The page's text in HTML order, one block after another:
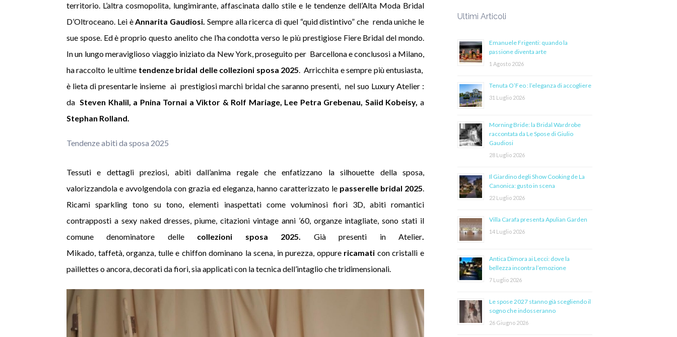
territorio. L’altra cosmopolita, lungimirante, affascinata dallo stile e le tendenze dell’Alta Moda Bridal
D’Oltroceano. Lei èAnnarita Gaudiosi. Sempre alla ricerca di quel “quid distintivo” che renda uniche le
sue spose. Ed è proprio questo anelito che l’ha condotta verso le più prestigiose Fiere Bridal del mondo.
In un lungo meraviglioso viaggio iniziato da New York, proseguito per Barcellona e conclusosi a Milano,
ha raccolto le ultime tendenze bridal delle collezioni sposa 2025. Arricchita e sempre più entusiasta,
è lieta di presentarle insieme ai prestigiosi marchi bridal che saranno presenti, nel suo Luxury Atelier :
daSteven Khalil, a Pnina Tornai a Viktor & Rolf Mariage, Lee Petra Grebenau, Saiid Kobeisy, a
Stephan Rolland.
Tendenze abiti da sposa 2025
Tessuti e dettagli preziosi, abiti dall’anima regale che enfatizzano la silhouette della sposa,
valorizzandola e avvolgendola con grazia ed eleganza, hanno caratterizzato le passerelle bridal 2025.
Ricami sparkling tono su tono, elementi inaspettati come voluminosi fiori 3D, abiti romantici
contrapposti a sexy naked dresses, piume, citazioni vintage anni ’60, organze intagliate, sono stati il
comune denominatore delle collezioni sposa 2025. Già presenti in Atelier.
Mikado, taffetà, organza, tulle e chiffon dominano la scena, in purezza, oppure ricamati con cristalli e
paillettes o ancora, decorati da fiori, sia applicati con la tecnica dell’intaglio che tridimensionali.
Ultimi Articoli
Emanuele Frigenti: quando la
passione diventa arte
1 Agosto 2026
Tenuta O’Feo : l’eleganza di accogliere
31 Luglio 2026
Morning Bride: la Bridal Wardrobe
raccontata da Le Spose di Giulio
Gaudiosi
28 Luglio 2026
Il Giardino degli Show Cooking de La
Canonica: gusto in scena
22 Luglio 2026
Villa Carafa presenta Apulian Garden
14 Luglio 2026
Antica Dimora ai Lecci: dove la
bellezza incontra l’emozione
7 Luglio 2026
Le spose 2027 stanno già scegliendo il
sogno che indosseranno
26 Giugno 2026